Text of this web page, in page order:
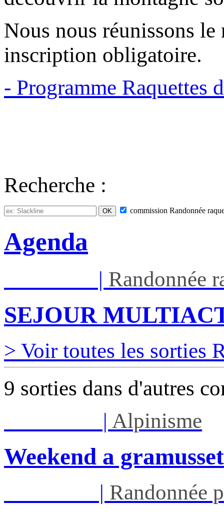
Nous nous réunissons
inscription obligatoire.
- Programme Raquettes
Recherche :
commission Randonnée
Agenda
| Randonnée
SEJOUR
> Voir toutes les sorties
9 sorties dans d'autres
| Alpinisme
Weekend a gramusset
| Randonnée